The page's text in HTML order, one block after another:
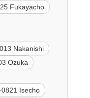
Fukayacho
Nakanishi
Ozuka
Isecho